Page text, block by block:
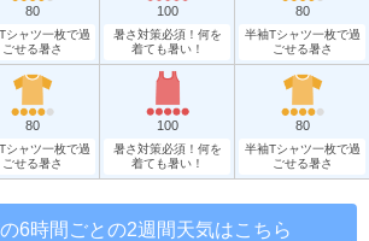
80
シャツ一枚で過
ごせる暑さ
100
暑さ対策必須！何を
着ても暑い！
80
半袖Tシャツ一枚で過
ごせる暑さ
80
シャツ一枚で過
ごせる暑さ
100
暑さ対策必須！何を
着ても暑い！
80
半袖Tシャツ一枚で過
ごせる暑さ
6時間ごとの2週間天気はこちら